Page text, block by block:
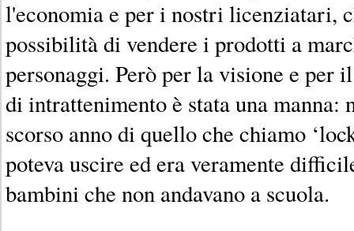
l'economia e per i nostri licenziatari,
possibilità di vendere i prodotti a
personaggi. Però per la visione e per
di intrattenimento è stata una manna:
scorso anno di quello che chiamo
poteva uscire ed era veramente
bambini che non andavano a scuola.